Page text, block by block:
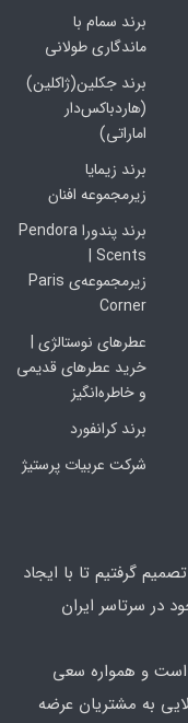
برند سمام با
ماندگاری طولانی
برند جکلین(ژاکلین)
(هاردباکس‌دار
اماراتی)
برند زیمایا
زیرمجموعه افنان
برند پندورا Pendora
Scents |
زیرمجموعه‌ی Paris
Corner
عطرهای نوستالژی |
خرید عطرهای قدیمی
و خاطره‌انگیز
برند کرانفورد
شرکت عربیات پرستیژ
گرفتیم تا با ایجاد
در سرتاسر ایران
است و همواره سعی
به مشتریان عرضه